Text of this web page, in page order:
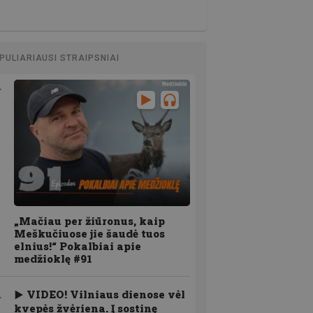
STRAIPSNIAI
„Mačiau per žiūronus, kaip
Meškučiuose jie šaudė tuos
elnius!“ Pokalbiai apie
medžioklę #91
VIDEO! Vilniaus dienose vėl
kvepės žvėriena. Į sostinę